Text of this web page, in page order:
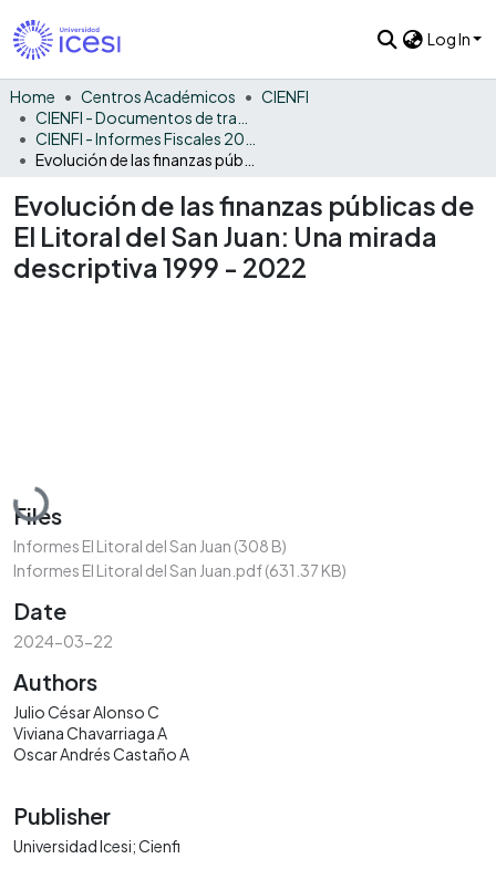
Log In
Home Centros Académicos
CIENFI
Evolución de las finanzas públicas de
El Litoral del San Juan: Una mirada
descriptiva 1999 - 2022
Loading...
Files
Informes El Litoral del San Juan (308 B)
Informes El Litoral del San Juan.pdf(631.37 KB)
Date
2024-03-22
Authors
Julio César Alonso C
Viviana Chavarriaga A
Oscar Andrés Castaño A
Publisher
Universidad Icesi; Cienfi